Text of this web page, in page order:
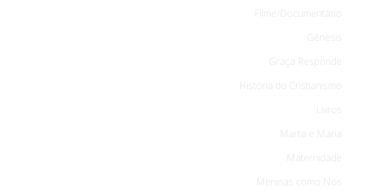
Filme/Documentário
Gênesis
Graça Responde
História do Cristianismo
Livros
Marta e Maria
Maternidade
Meninas como Nós